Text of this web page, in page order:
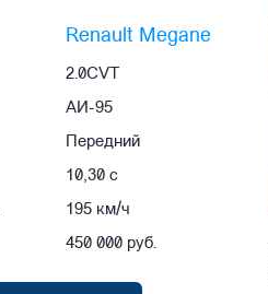
Renault Megane
2.0CVT
АИ-95
Передний
10,30 с
195 км/ч
450 000 руб.